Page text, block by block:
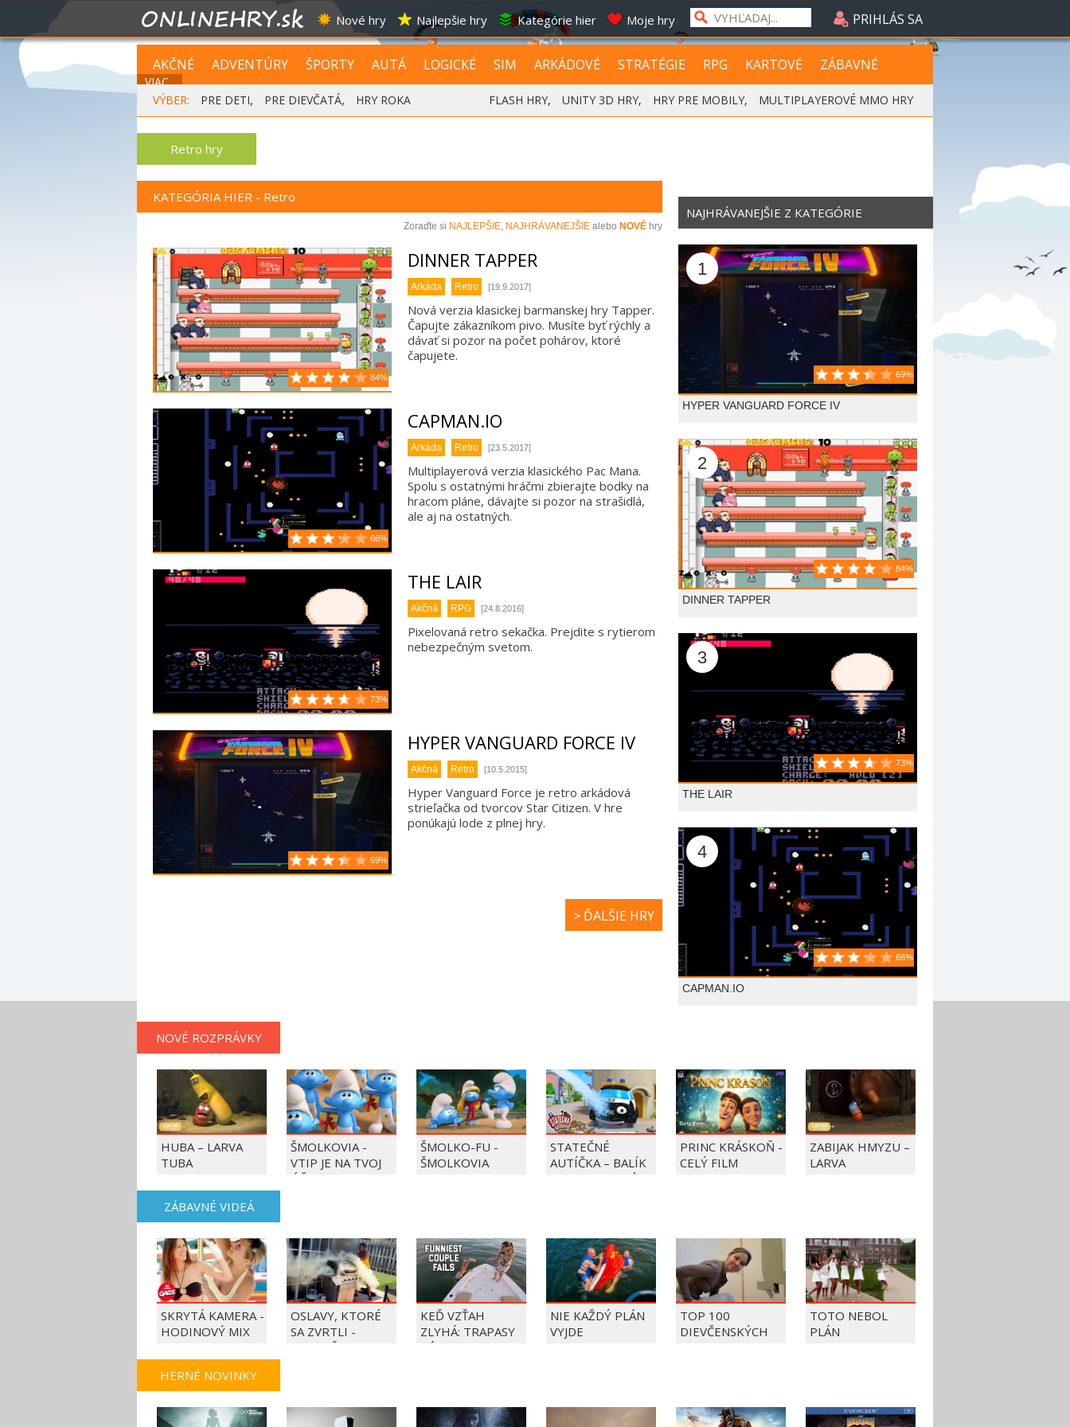
Nové hry Najlepšie hry Kategórie hier Moje hry PRIHLÁS SA
AKČNÉ ADVENTÚRY ŠPORTY AUTÁ LOGICKÉ SIM ARKÁDOVÉ STRATÉGIE RPG KARTOVÉ ZÁBAVNÉ
VIAC...
VÝBER:
PRE DETI, PRE DIEVČATÁ, HRY ROKA FLASH HRY, UNITY 3D HRY, HRY PRE MOBILY, MULTIPLAYEROVÉ MMO HRY
Retro hry
KATEGÓRIA HIER - Retro
Zoraďte si NAJLEPŠIE, NAJHRÁVANEJŠIE alebo NOVÉ hry
84%
DINNER TAPPER
Arkáda Retro [19.9.2017]
Nová verzia klasickej barmanskej hry Tapper.
Čapujte zákazníkom pivo. Musíte byť rýchly a
dávať si pozor na počet pohárov, ktoré
čapujete.
66%
CAPMAN.IO
Arkáda Retro [23.5.2017]
Multiplayerová verzia klasického Pac Mana.
Spolu s ostatnými hráčmi zbierajte bodky na
hracom pláne, dávajte si pozor na strašidlá,
ale aj na ostatných.
73%
THE LAIR
Akčná RPG [24.8.2016]
Pixelovaná retro sekačka. Prejdite s rytierom
nebezpečným svetom.
69%
HYPER VANGUARD FORCE IV
Akčná Retro [10.5.2015]
Hyper Vanguard Force je retro arkádová
strieľačka od tvorcov Star Citizen. V hre
ponúkajú lode z plnej hry.
> ĎALŠIE HRY
NAJHRÁVANEJŠIE Z KATEGÓRIE
1
69%
HYPER VANGUARD FORCE IV
2
84%
DINNER TAPPER
3
73%
THE LAIR
4
66%
CAPMAN.IO
NOVÉ ROZPRÁVKY
HUBA – LARVA
TUBA
ŠMOLKOVIA -
VTIP JE NA TVOJ
ÚČET
ŠMOLKO-FU -
ŠMOLKOVIA
STATEČNÉ
AUTÍČKA – BALÍK
PIERRE PRECLÍK
PRINC KRÁSKOŇ -
CELÝ FILM
ZABIJAK HMYZU –
LARVA
ZÁBAVNÉ VIDEÁ
SKRYTÁ KAMERA -
HODINOVÝ MIX
OSLAVY, KTORÉ
SA ZVRTLI -
NAJLEPŠIE
KEĎ VZŤAH
ZLYHÁ: TRAPASY
PÁROV
NIE KAŽDÝ PLÁN
VYJDE
TOP 100
DIEVČENSKÝCH
TOTO NEBOL
PLÁN
HERNÉ NOVINKY